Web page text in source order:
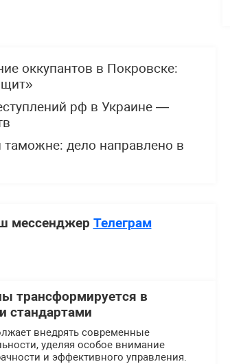
оккупантов в Покровске:
рф в Украине —
дело направлено в
мессенджер Телеграм
трансформируется в
стандартами
внедрять современные
уделяя особое внимание
и эффективного управления.